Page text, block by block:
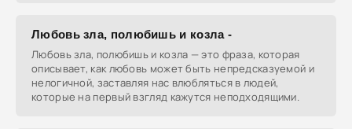
Любовь зла, полюбишь и козла -
Любовь зла, полюбишь и козла — это фраза, которая
описывает, как любовь может быть непредсказуемой и
нелогичной, заставляя нас влюбляться в людей,
которые на первый взгляд кажутся неподходящими.